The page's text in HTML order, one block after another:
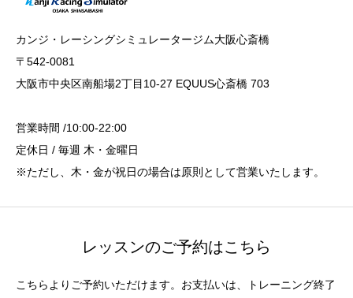
カンジ・レーシングシミュレータージム大阪心斎橋
〒542-0081
大阪市中央区南船場2丁目10-27 EQUUS心斎橋 703
営業時間 /10:00-22:00
定休日 / 毎週 木・金曜日
※ただし、木・金が祝日の場合は原則として営業いたします。
レッスンのご予約はこちら
こちらよりご予約いただけます。お支払いは、トレーニング終了